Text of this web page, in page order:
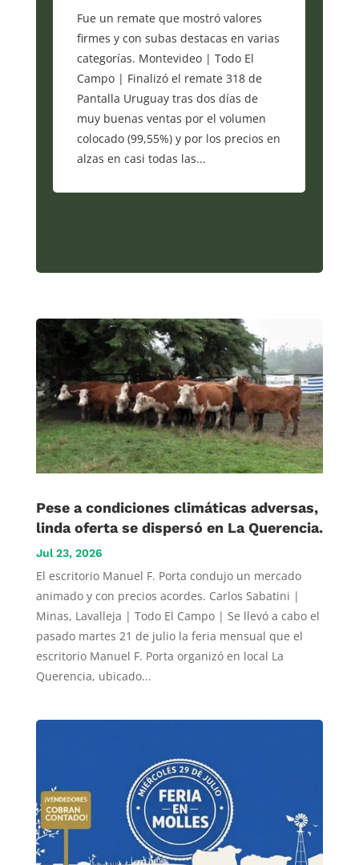
Fue un remate que mostró valores
firmes y con subas destacas en varias
categorías. Montevideo | Todo El
Campo | Finalizó el remate 318 de
Pantalla Uruguay tras dos días de
muy buenas ventas por el volumen
colocado (99,55%) y por los precios en
alzas en casi todas las...
Pese a condiciones climáticas adversas,
linda oferta se dispersó en La Querencia.
Jul 23, 2026
El escritorio Manuel F. Porta condujo un mercado
animado y con precios acordes. Carlos Sabatini |
Minas, Lavalleja | Todo El Campo | Se llevó a cabo el
pasado martes 21 de julio la feria mensual que el
escritorio Manuel F. Porta organizó en local La
Querencia, ubicado...